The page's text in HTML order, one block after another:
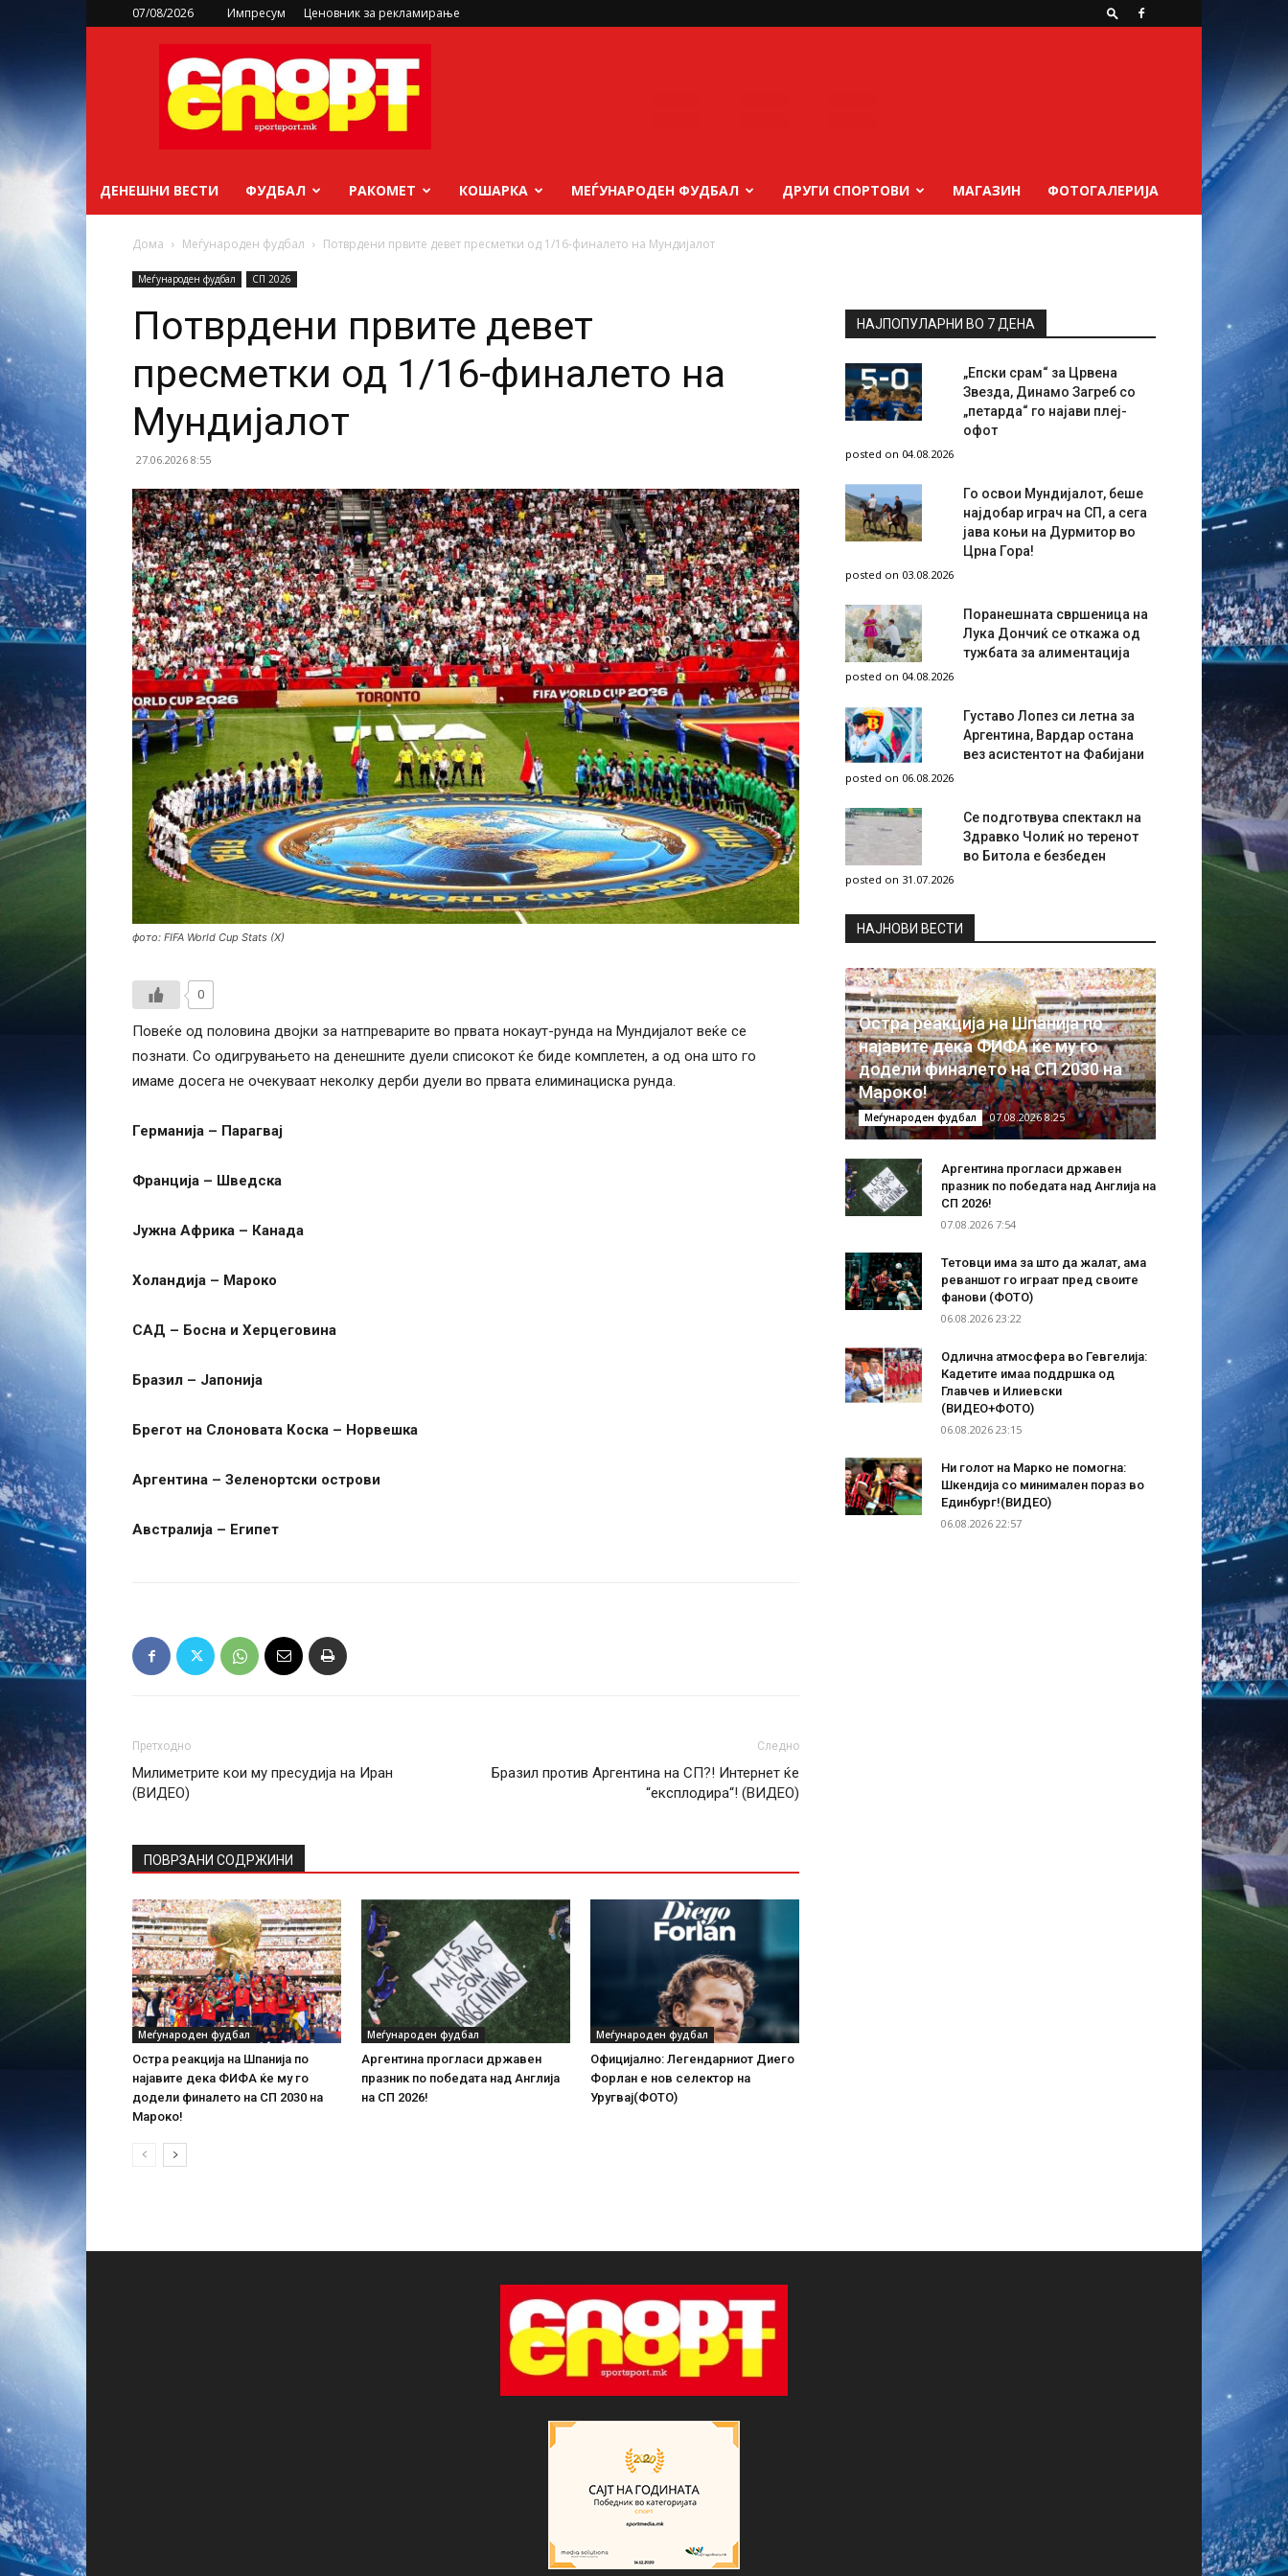
07/08/2026 Импресум Ценовник за рекламирање
sportsport.mk
ДЕНЕШНИ ВЕСТИ ФУДБАЛ РАКОМЕТ КОШАРКА МЕЃУНАРОДЕН ФУДБАЛ ДРУГИ СПОРТОВИ МАГАЗИН ФОТОГАЛЕРИЈА
Дома Меѓународен фудбал Потврдени првите девет пресметки од 1/16-финалето на Мундијалот
Меѓународен фудбал СП 2026
Потврдени првите девет
пресметки од 1/16-финалето на
Мундијалот
27.06.2026 8:55
фото: FIFA World Cup Stats (X)
0
Повеќе од половина двојки за натпреварите во првата нокаут-рунда на Мундијалот веќе се
познати. Со одигрувањето на денешните дуели списокот ќе биде комплетен, а од она што го
имаме досега не очекуваат неколку дерби дуели во првата елиминациска рунда.
Германија – Парагвај
Франција – Шведска
Јужна Африка – Канада
Холандија – Мароко
САД – Босна и Херцеговина
Бразил – Јапонија
Брегот на Слоновата Коска – Норвешка
Аргентина – Зеленортски острови
Австралија – Египет
Претходно
Милиметрите кои му пресудија на Иран
(ВИДЕО)
Следно
Бразил против Аргентина на СП?! Интернет ќе
“експлодира“! (ВИДЕО)
ПОВРЗАНИ СОДРЖИНИ
Меѓународен фудбал
Остра реакција на Шпанија по
најавите дека ФИФА ќе му го
додели финалето на СП 2030 на
Мароко!
Меѓународен фудбал
Аргентина прогласи државен
празник по победата над Англија
на СП 2026!
Меѓународен фудбал
Официјално: Легендарниот Диего
Форлан е нов селектор на
Уругвај(ФОТО)
НАЈПОПУЛАРНИ ВО 7 ДЕНА
„Епски срам“ за Црвена
Звезда, Динамо Загреб со
„петарда“ го најави плеј-
офот
posted on 04.08.2026
Го освои Мундијалот, беше
најдобар играч на СП, а сега
јава коњи на Дурмитор во
Црна Гора!
posted on 03.08.2026
Поранешната свршеница на
Лука Дончиќ се откажа од
тужбата за алиментација
posted on 04.08.2026
Густаво Лопез си летна за
Аргентина, Вардар остана
вез асистентот на Фабијани
posted on 06.08.2026
Се подготвува спектакл на
Здравко Чолиќ но теренот
во Битола е безбеден
posted on 31.07.2026
НAЈНОВИ ВЕСТИ
Остра реакција на Шпанија по
најавите дека ФИФА ќе му го
додели финалето на СП 2030 на
Мароко!
Меѓународен фудбал 07.08.2026 8:25
Аргентина прогласи државен
празник по победата над Англија на
СП 2026!
07.08.2026 7:54
Тетовци има за што да жалат, ама
реваншот го играат пред своите
фанови (ФОТО)
06.08.2026 23:22
Одлична атмосфера во Гевгелија:
Кадетите имаа поддршка од
Главчев и Илиевски
(ВИДЕО+ФОТО)
06.08.2026 23:15
Ни голот на Марко не помогна:
Шкендија со минимален пораз во
Единбург!(ВИДЕО)
06.08.2026 22:57